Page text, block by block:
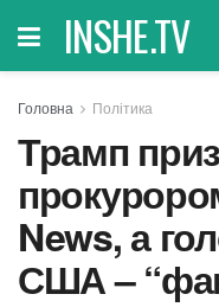
INSHE.TV
Головна Політика
Трамп
News, а
США –